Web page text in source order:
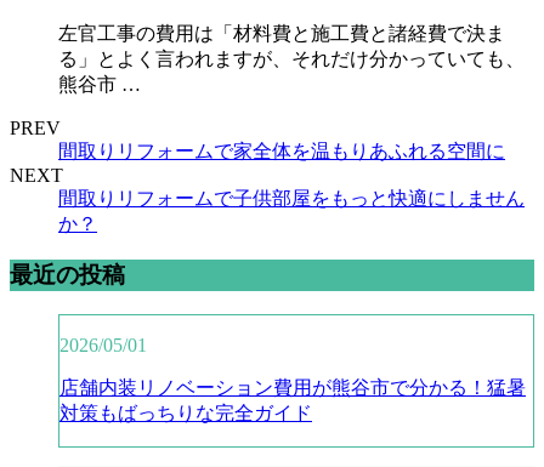
左官工事の費用は「材料費と施工費と諸経費で決ま
る」とよく言われますが、それだけ分かっていても、
熊谷市 …
PREV
間取りリフォームで家全体を温もりあふれる空間に
NEXT
間取りリフォームで子供部屋をもっと快適にしません
か？
最近の投稿
2026/05/01
店舗内装リノベーション費用が熊谷市で分かる！猛暑
対策もばっちりな完全ガイド